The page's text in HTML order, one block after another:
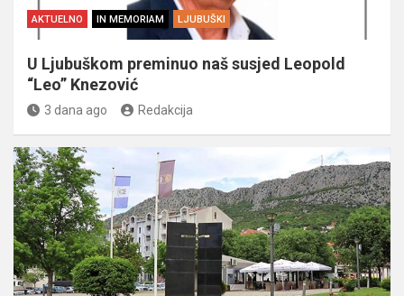
AKTUELNO IN MEMORIAM LJUBUŠKI
U Ljubuškom preminuo naš susjed Leopold
“Leo” Knezović
3 dana ago Redakcija